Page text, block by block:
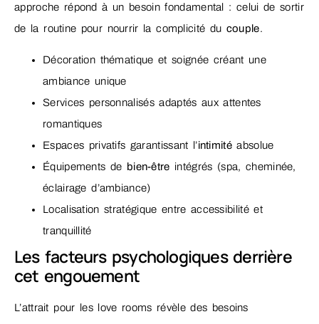
approche répond à un besoin fondamental : celui de sortir
de la routine pour nourrir la complicité du couple.
Décoration thématique et soignée créant une
ambiance unique
Services personnalisés adaptés aux attentes
romantiques
Espaces privatifs garantissant l’intimitéabsolue
Équipements de bien-être intégrés (spa, cheminée,
éclairage d’ambiance)
Localisation stratégique entre accessibilité et
tranquillité
Les facteurs psychologiques derrière
cet engouement
L’attrait pour les love rooms révèle des besoins